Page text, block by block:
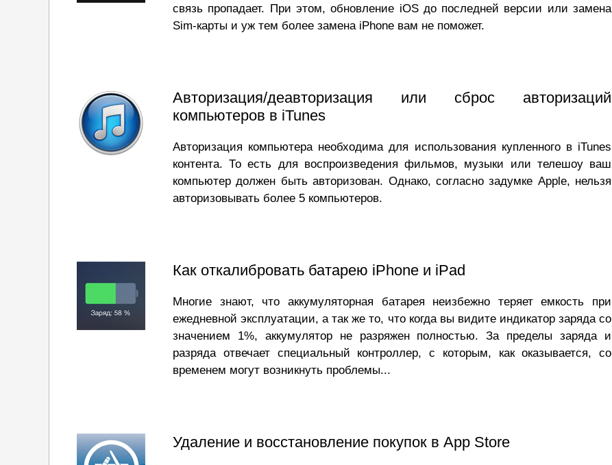
связь пропадает. При этом, обновление iOS до последней версии или замена
Sim-карты и уж тем более замена iPhone вам не поможет.
Авторизация/деавторизация или сброс авторизаций
компьютеров в iTunes
Авторизация компьютера необходима для использования купленного в iTunes
контента. То есть для воспроизведения фильмов, музыки или телешоу ваш
компьютер должен быть авторизован. Однако, согласно задумке Apple, нельзя
авторизовывать более 5 компьютеров.
Как откалибровать батарею iPhone и iPad
Многие знают, что аккумуляторная батарея неизбежно теряет емкость при
ежедневной эксплуатации, а так же то, что когда вы видите индикатор заряда со
значением 1%, аккумулятор не разряжен полностью. За пределы заряда и
разряда отвечает специальный контроллер, с которым, как оказывается, со
временем могут возникнуть проблемы...
Удаление и восстановление покупок в App Store